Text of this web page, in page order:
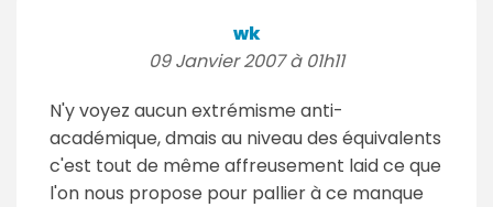
wk
09 Janvier 2007 à 01h11
N'y voyez aucun extrémisme anti-
académique, dmais au niveau des équivalents
c'est tout de même affreusement laid ce que
l'on nous propose pour pallier à ce manque